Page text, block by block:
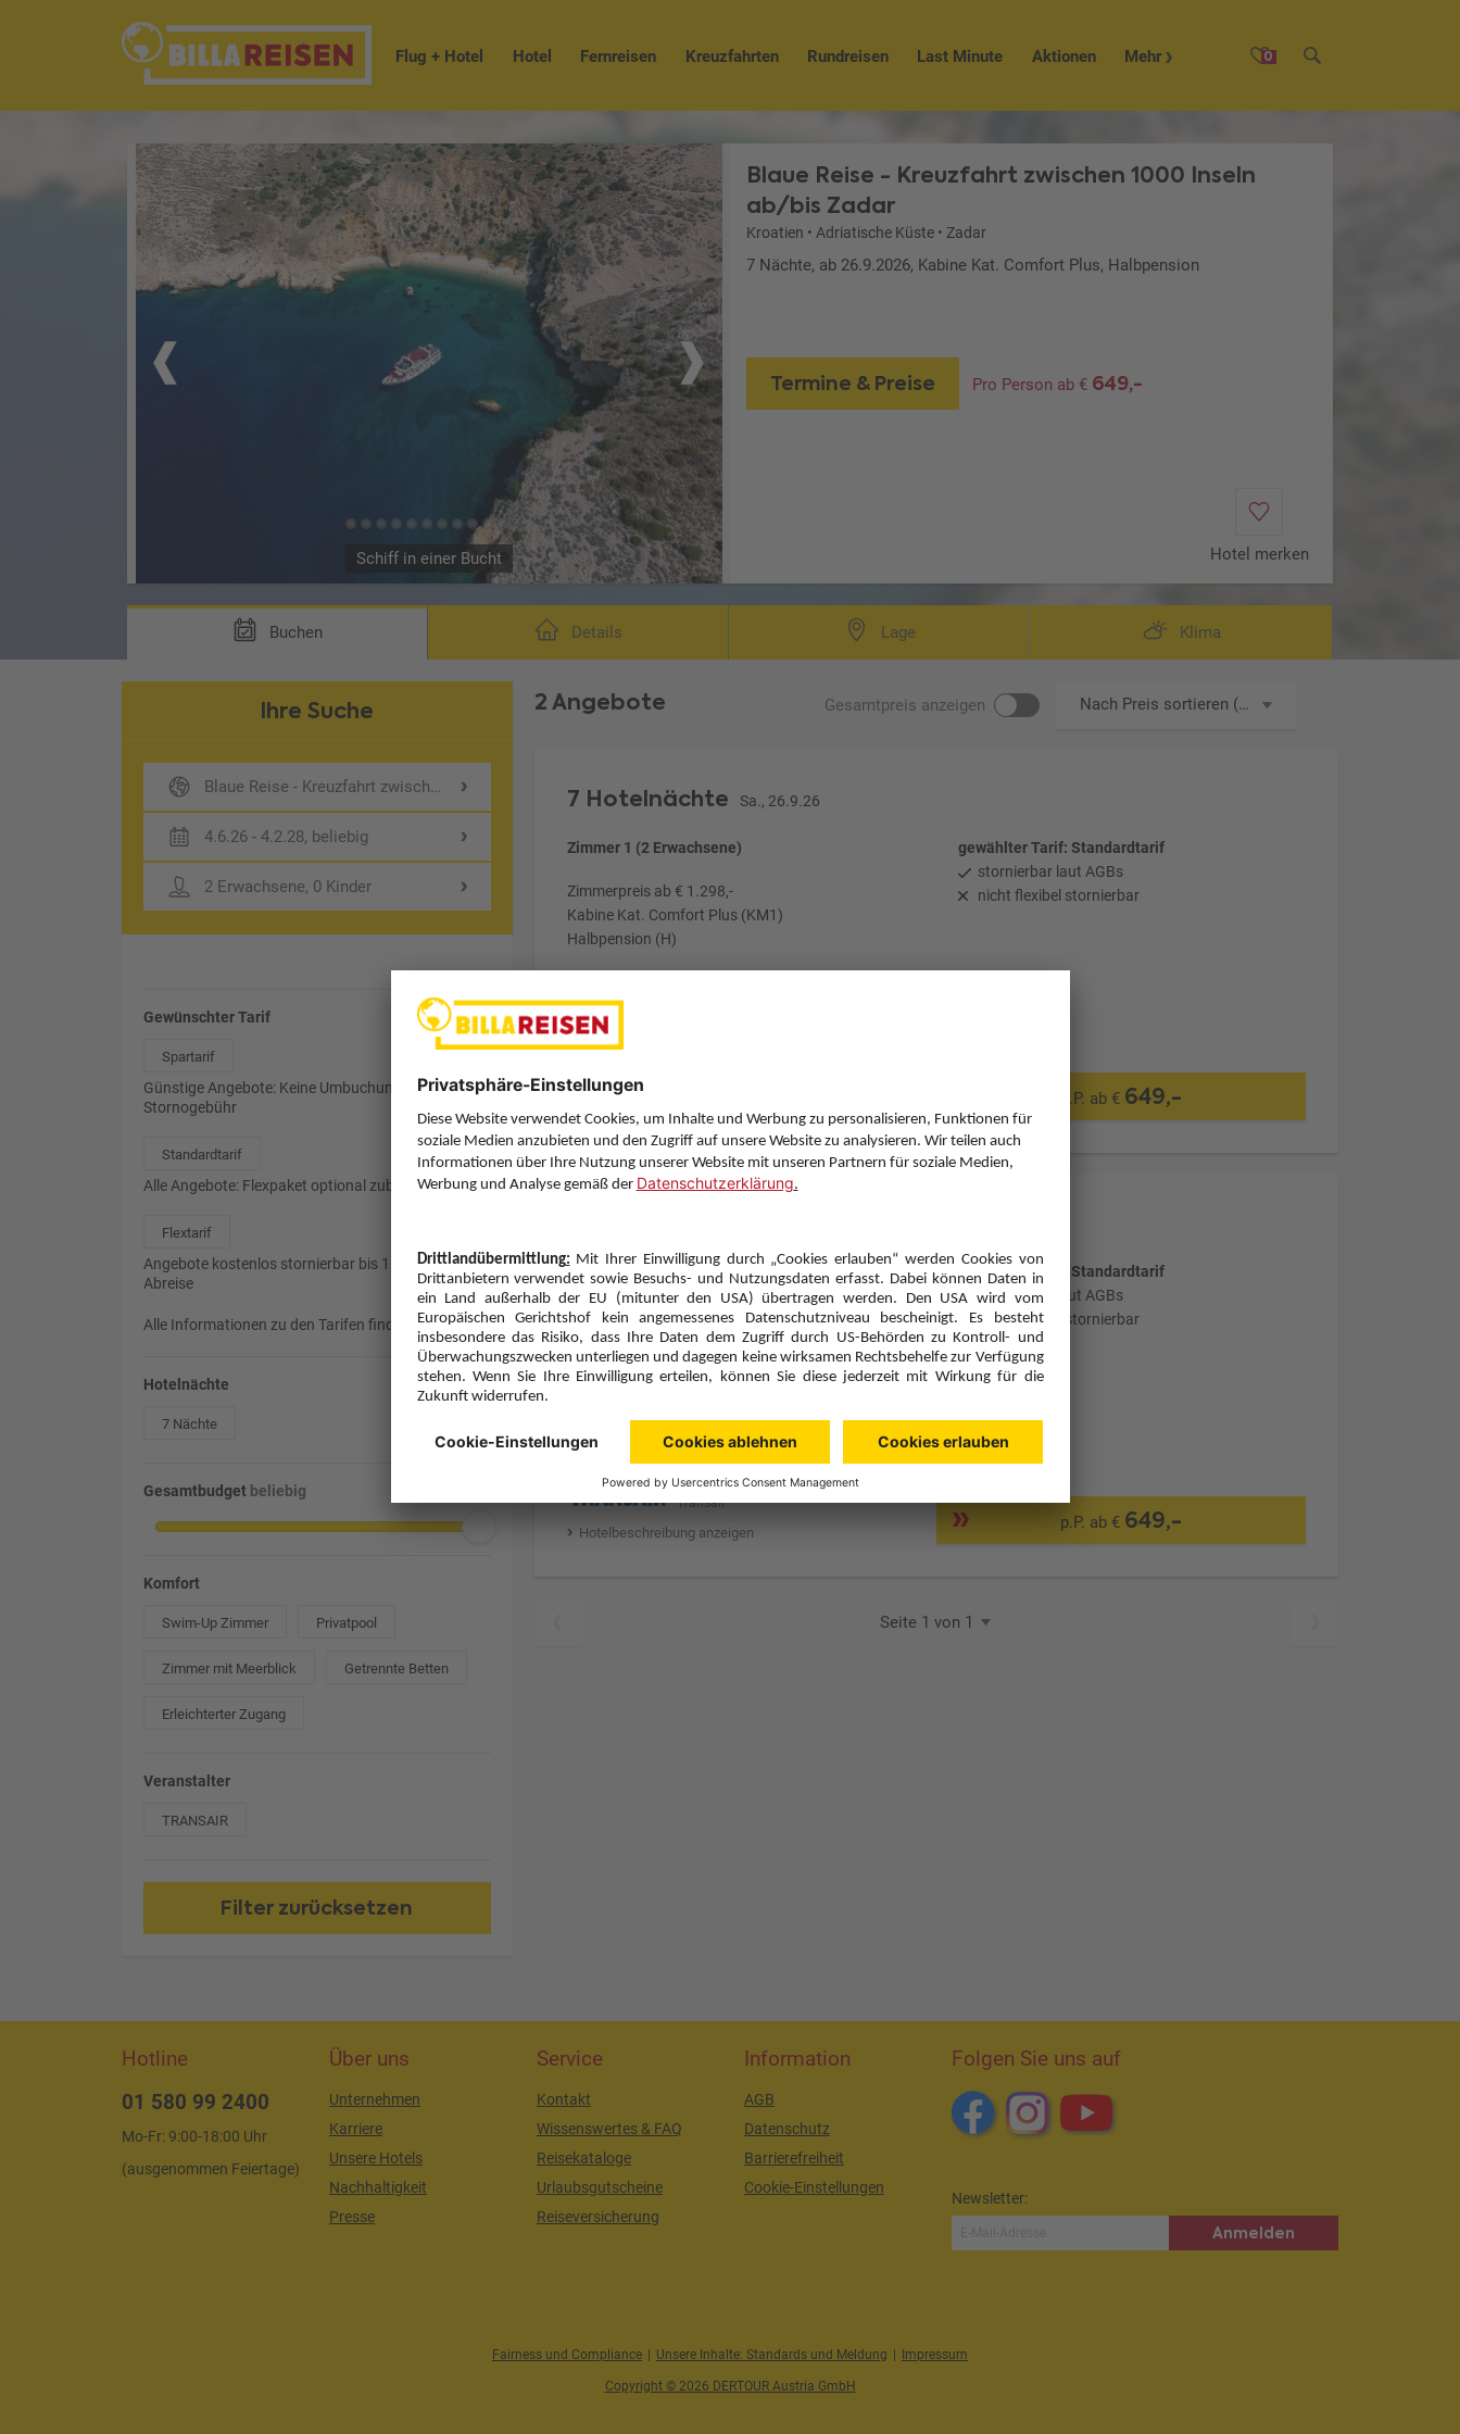
0
Flug + Hotel Hotel Fernreisen Kreuzfahrten Rundreisen Last Minute Aktionen Mehr
Schiff in einer Bucht
Blaue Reise - Kreuzfahrt zwischen 1000 Inseln
ab/bis Zadar
Kroatien • Adriatische Küste • Zadar
7 Nächte, ab 26.9.2026, Kabine Kat. Comfort Plus, Halbpension
Termine & Preise Pro Person ab €649,-
Hotel merken
Buchen Details Lage Klima
Ihre Suche
Blaue Reise - Kreuzfahrt zwischen 1000 Inseln ab/bis Zadar
4.6.26 - 4.2.28, beliebig
2 Erwachsene, 0 Kinder
Gewünschter Tarif
Spartarif
Günstige Angebote: Keine Umbuchung, 85%
Stornogebühr
Standardtarif
Alle Angebote: Flexpaket optional zubuchbar
Flextarif
Angebote kostenlos stornierbar bis 1 Tag vor
Abreise
Alle Informationen zu den Tarifen finden Siehier.
Hotelnächte
7 Nächte
Gesamtbudget beliebig
Komfort
Swim-Up Zimmer Privatpool
Zimmer mit Meerblick Getrennte Betten
Erleichterter Zugang
Veranstalter
TRANSAIR
Filter zurücksetzen
2 Angebote Gesamtpreis anzeigen Nach Preis sortieren (aufsteigend)
7 Hotelnächte Sa., 26.9.26
Zimmer 1 (2 Erwachsene)
Zimmerpreis ab € 1.298,-
Kabine Kat. Comfort Plus (KM1)
Halbpension (H)
gewählter Tarif: Standardtarif
stornierbar laut AGBs
nicht flexibel stornierbar
p.P. ab € 649,-
Zimmer 1 (2 Erwachsene)
Zimmerpreis ab € 1.298,-
Kabine Kat. Comfort Plus (KM1)
Halbpension (H)
gewählter Tarif: Standardtarif
stornierbar laut AGBs
nicht flexibel stornierbar
Anbieter:
Transair
Hotelbeschreibung anzeigen
p.P. ab € 649,-
Seite 1 von 1
Hotline
01 580 99 2400
Mo-Fr: 9:00-18:00 Uhr
(ausgenommen Feiertage)
Über uns
Unternehmen
Karriere
Unsere Hotels
Nachhaltigkeit
Presse
Service
Kontakt
Wissenswertes & FAQ
Reisekataloge
Urlaubsgutscheine
Reiseversicherung
Information
AGB
Datenschutz
Barrierefreiheit
Cookie-Einstellungen
Folgen Sie uns auf
Newsletter:
Anmelden
Fairness und Compliance | Unsere Inhalte: Standards und Meldung | Impressum
Copyright © 2026 DERTOUR Austria GmbH